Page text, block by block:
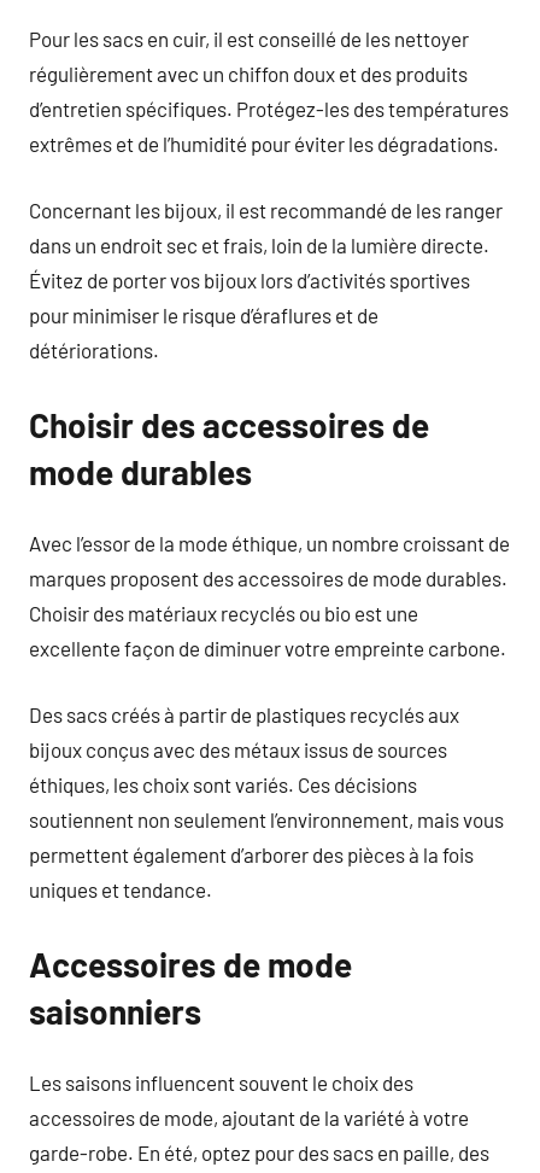
Pour les sacs en cuir, il est conseillé de les nettoyer
régulièrement avec un chiffon doux et des produits
d’entretien spécifiques. Protégez-les des températures
extrêmes et de l’humidité pour éviter les dégradations.
Concernant les bijoux, il est recommandé de les ranger
dans un endroit sec et frais, loin de la lumière directe.
Évitez de porter vos bijoux lors d’activités sportives
pour minimiser le risque d’éraflures et de
détériorations.
Choisir des accessoires de
mode durables
Avec l’essor de la mode éthique, un nombre croissant de
marques proposent des accessoires de mode durables.
Choisir des matériaux recyclés ou bio est une
excellente façon de diminuer votre empreinte carbone.
Des sacs créés à partir de plastiques recyclés aux
bijoux conçus avec des métaux issus de sources
éthiques, les choix sont variés. Ces décisions
soutiennent non seulement l’environnement, mais vous
permettent également d’arborer des pièces à la fois
uniques et tendance.
Accessoires de mode
saisonniers
Les saisons influencent souvent le choix des
accessoires de mode, ajoutant de la variété à votre
garde-robe. En été, optez pour des sacs en paille, des